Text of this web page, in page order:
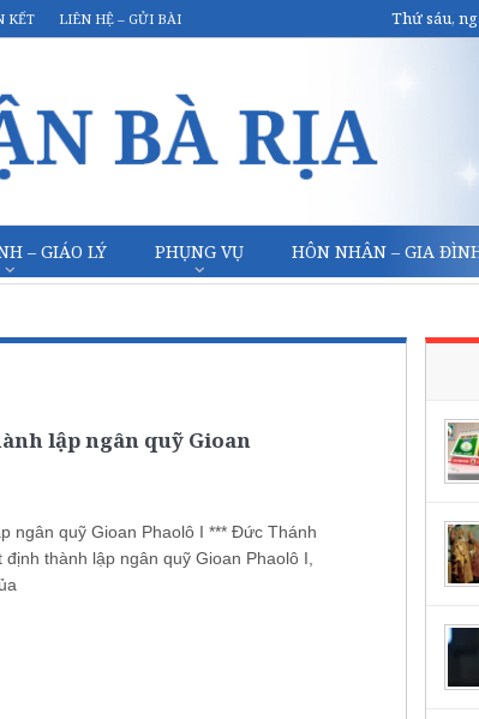
KẾT LIÊN HỆ – GỬI BÀI Thứ sáu,
– GIÁO LÝ PHỤNG VỤ HÔN NHÂN – GIA
lập ngân quỹ Gioan
ngân quỹ Gioan Phaolô I *** Đức Thánh
thành lập ngân quỹ Gioan Phaolô I,